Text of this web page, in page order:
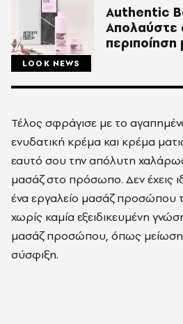
LOOK NEWS
Authentic
Aπολαύστε
Τέλος σφράγισε με το
ενυδατική κρέμα και κρέμα
εαυτό σου την απόλυτη
μασάζ στο πρόσωπο. Δεν έχεις
ένα εργαλείο μασάζ προσώπου
χωρίς καμία εξειδικευμένη
μασάζ προσώπου, όπως μείωση
σύσφιξη.